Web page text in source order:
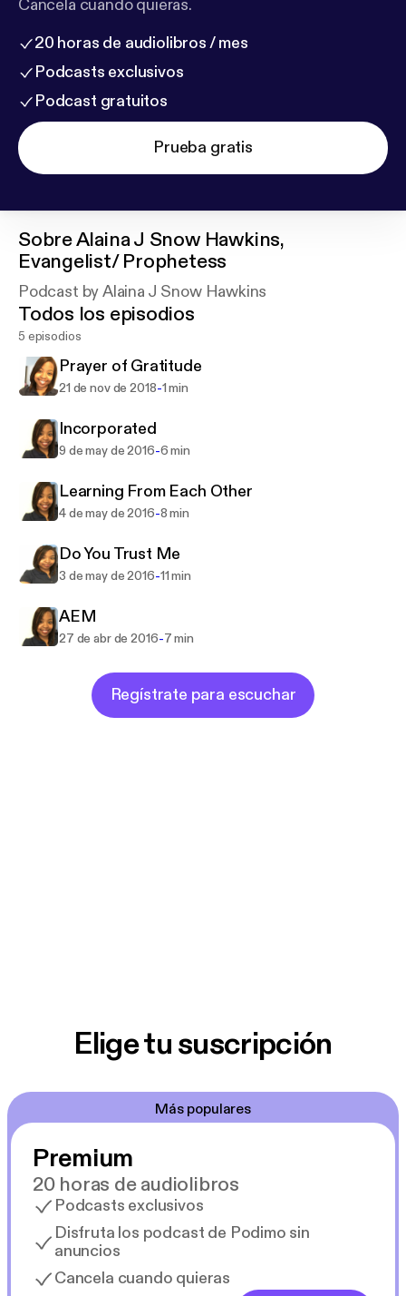
Cancela cuando quieras.
20 horas de audiolibros / mes
Podcasts exclusivos
Podcast gratuitos
Prueba gratis
SobreAlaina J Snow Hawkins,
Evangelist/ Prophetess
Podcast by Alaina J Snow Hawkins
Todos los episodios
5 episodios
Prayer of Gratitude
21 de nov de 2018-1 min
Incorporated
9 de may de 2016-6 min
Learning From Each Other
4 de may de 2016-8 min
Do You Trust Me
3 de may de 2016-11 min
AEM
27 de abr de 2016-7 min
Regístrate para escuchar
Elige tu suscripción
Más populares
Premium
20 horas de audiolibros
Podcasts exclusivos
Disfruta los podcast de Podimo sin
anuncios
Cancela cuando quieras